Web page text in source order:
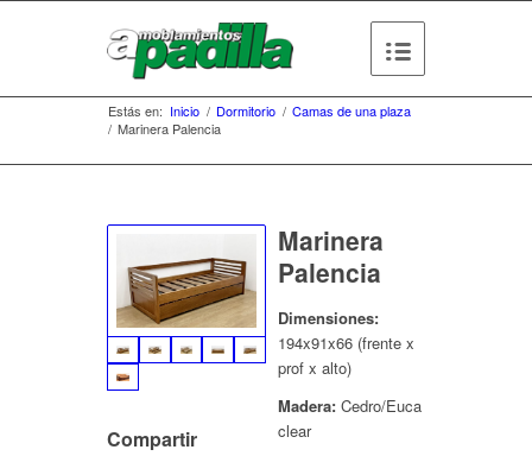
Estás en: Inicio / Dormitorio / Camas de una plaza
/ Marinera Palencia
Compartir
Marinera
Palencia
Dimensiones:
194x91x66 (frente x
prof x alto)
Madera: Cedro/Eucaliptus
clear